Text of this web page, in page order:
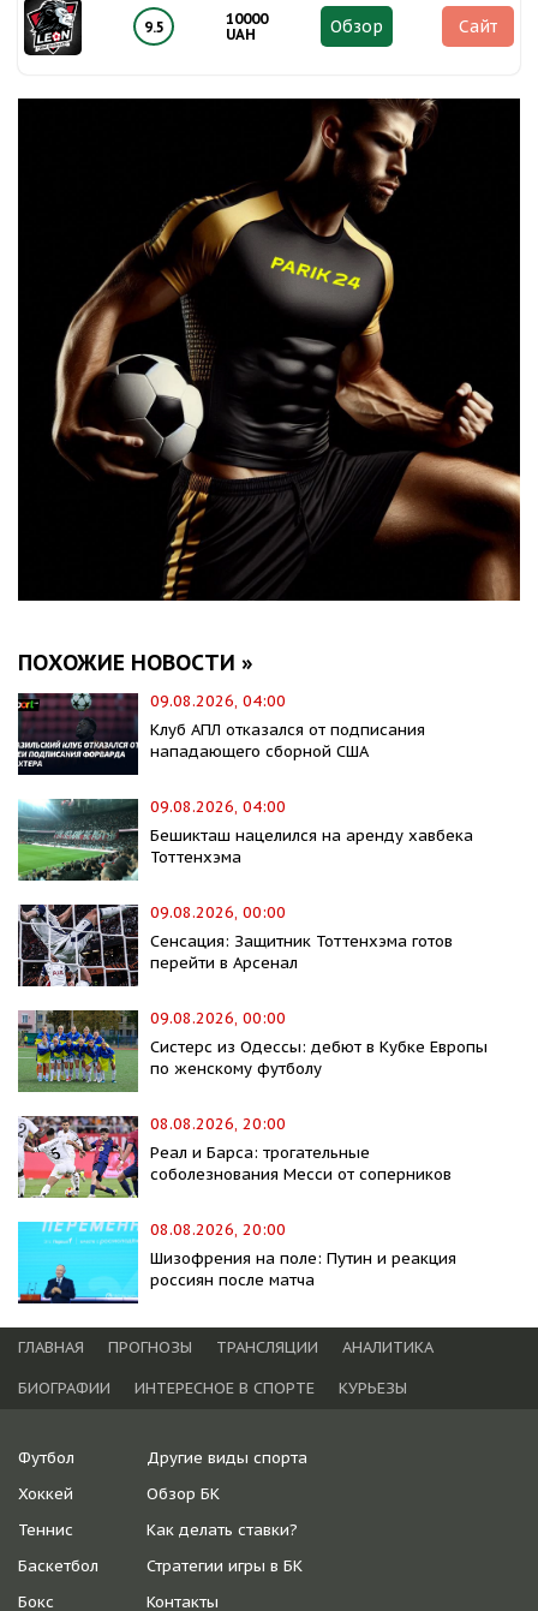
9.5
10000
UAH
Обзор Сайт
ПОХОЖИЕ НОВОСТИ »
09.08.2026, 04:00
Клуб АПЛ отказался от подписания
нападающего сборной США
09.08.2026, 04:00
Бешикташ нацелился на аренду хавбека
Тоттенхэма
09.08.2026, 00:00
Сенсация: Защитник Тоттенхэма готов
перейти в Арсенал
09.08.2026, 00:00
Систерс из Одессы: дебют в Кубке Европы
по женскому футболу
08.08.2026, 20:00
Реал и Барса: трогательные
соболезнования Месси от соперников
08.08.2026, 20:00
Шизофрения на поле: Путин и реакция
россиян после матча
ГЛАВНАЯ ПРОГНОЗЫ ТРАНСЛЯЦИИ
АНАЛИТИКА
БИОГРАФИИ
ИНТЕРЕСНОЕ В СПОРТЕ КУРЬЕЗЫ
Футбол
Хоккей
Теннис
Баскетбол
Бокс
Другие виды спорта
Обзор БК
Как делать ставки?
Стратегии игры в БК
Контакты